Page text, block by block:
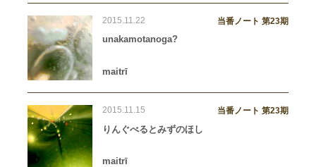
2015.11.22 当番ノート 第23期
unakamotanoga?
maitrī
2015.11.15 当番ノート 第23期
りんぐべるとみずのほし
maitrī